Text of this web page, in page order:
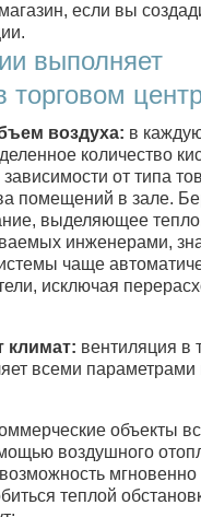
если вы
выполняет
торговом
воздуха: в
количество
от типа
помещений в зале.
выделяющее
инженерами,
чаще
исключая
климат: вентиляция в
всеми параметрами
объекты
воздушного
мгновенно
теплой